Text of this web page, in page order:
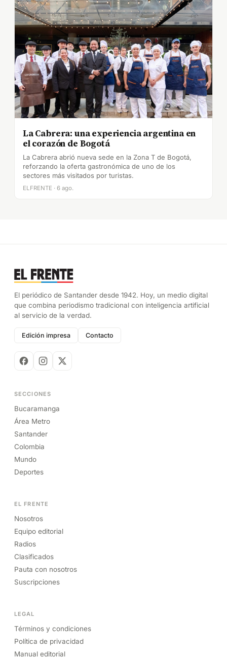
La Cabrera: una experiencia argentina en
el corazón de Bogotá
La Cabrera abrió nueva sede en la Zona T de Bogotá,
reforzando la oferta gastronómica de uno de los
sectores más visitados por turistas.
ELFRENTE · 6 ago.
El periódico de Santander desde 1942. Hoy, un medio digital
que combina periodismo tradicional con inteligencia artificial
al servicio de la verdad.
Edición impresa Contacto
SECCIONES
Bucaramanga
Área Metro
Santander
Colombia
Mundo
Deportes
EL FRENTE
Nosotros
Equipo editorial
Radios
Clasificados
Pauta con nosotros
Suscripciones
LEGAL
Términos y condiciones
Política de privacidad
Manual editorial